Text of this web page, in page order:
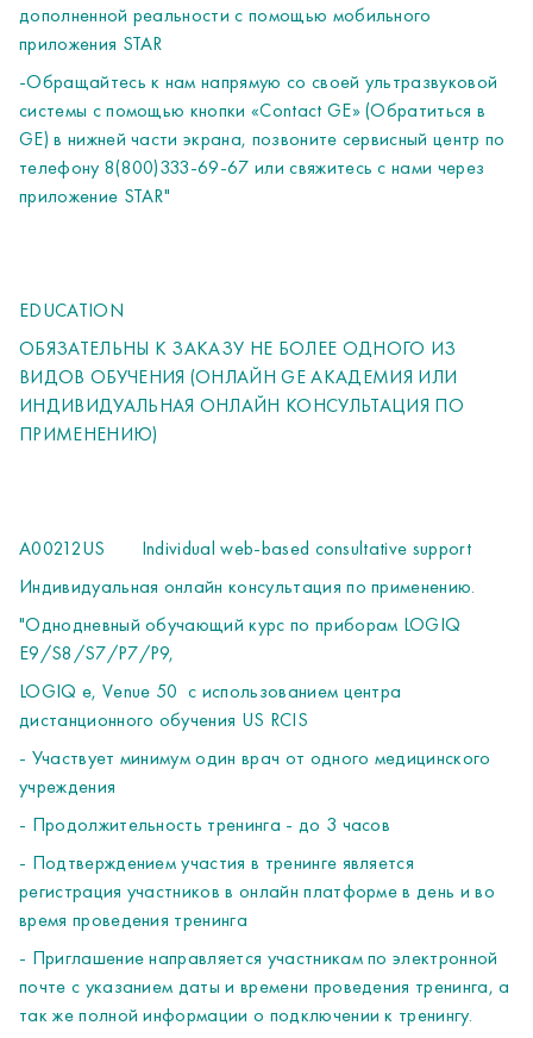
дополненной реальности с помощью мобильного
приложения STAR
-Обращайтесь к нам напрямую со своей ультразвуковой
системы с помощью кнопки «Contact GE» (Обратиться в
GE) в нижней части экрана, позвоните сервисный центр по
телефону 8(800)333-69-67 или свяжитесь с нами через
приложение STAR"
EDUCATION
ОБЯЗАТЕЛЬНЫ К ЗАКАЗУ НЕ БОЛЕЕ ОДНОГО ИЗ
ВИДОВ ОБУЧЕНИЯ (ОНЛАЙН GE АКАДЕМИЯ ИЛИ
ИНДИВИДУАЛЬНАЯ ОНЛАЙН КОНСУЛЬТАЦИЯ ПО
ПРИМЕНЕНИЮ)
A00212US
Individual web-based consultative support
Индивидуальная онлайн консультация по применению.
"Однодневный обучающий курс по приборам LOGIQ
E9/S8/S7/P7/P9,
LOGIQ e, Venue 50 с использованием центра
дистанционного обучения US RCIS
- Участвует минимум один врач от одного медицинского
учреждения
- Продолжительность тренинга - до 3 часов
- Подтверждением участия в тренинге является
регистрация участников в онлайн платформе в день и во
время проведения тренинга
- Приглашение направляется участникам по электронной
почте с указанием даты и времени проведения тренинга, а
так же полной информации о подключении к тренингу.